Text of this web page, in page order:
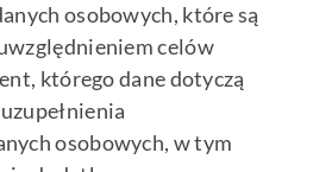
osobowych, które są
celów
którego dane dotyczą
osobowych, w tym